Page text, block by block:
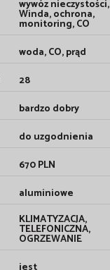
wywóz nieczystości,
Winda, ochrona,
monitoring, CO
woda, CO, prąd
28
bardzo dobry
do uzgodnienia
670 PLN
aluminiowe
KLIMATYZACJA,
TELEFONICZNA,
OGRZEWANIE